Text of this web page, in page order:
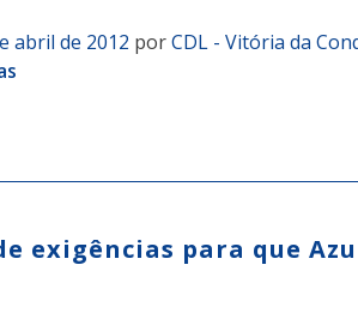
abril de 2012 porCDL - Vitória da
exigências para que